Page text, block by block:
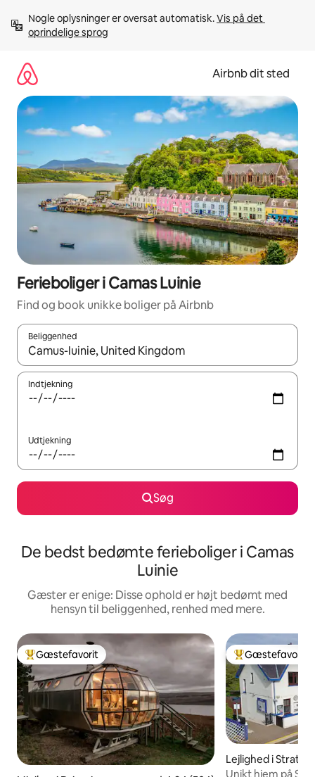
videre
Nogle oplysninger er oversat automatisk. Vis på det
oprindelige sprog
Airbnb dit sted
Ferieboliger i Camas Luinie
Find og book unikke boliger på Airbnb
Beliggenhed
Når resultaterne er tilgængelige, skal du navigere med
Indtjekning
Udtjekning
Søg
De bedst bedømte ferieboliger i Camas
Luinie
Gæster er enige: Disse ophold er højt bedømt med
hensyn til beliggenhed, renhed med mere.
Bedste gæstefavorit
Gæstefavorit Bedste
Gæstefavorit
Lejlighed i
Unikt hjem på